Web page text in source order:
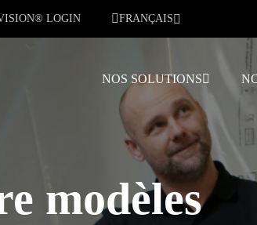
LOGIN FRANÇAIS
NOS SOLUTIONS
modèles